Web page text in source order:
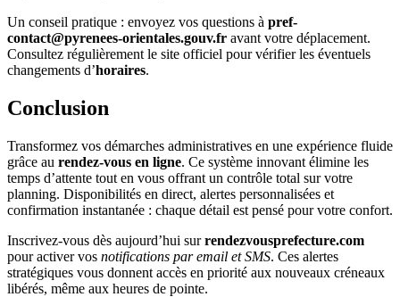
Un conseil pratique : envoyez vos questions à pref-
contact@pyrenees-orientales.gouv.fr avant votre déplacement.
Consultez régulièrement le site officiel pour vérifier les éventuels
changements d’horaires.
Conclusion
Transformez vos démarches administratives en une expérience fluide
grâce au rendez-vous en ligne. Ce système innovant élimine les
temps d’attente tout en vous offrant un contrôle total sur votre
planning. Disponibilités en direct, alertes personnalisées et
confirmation instantanée : chaque détail est pensé pour votre confort.
Inscrivez-vous dès aujourd’hui surrendezvousprefecture.com
pour activer vos notifications par email et SMS. Ces alertes
stratégiques vous donnent accès en priorité aux nouveaux créneaux
libérés, même aux heures de pointe.